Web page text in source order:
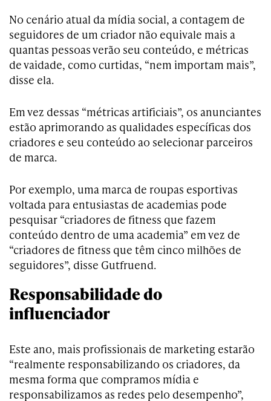
No cenário atual da mídia social, a contagem de
seguidores de um criador não equivale mais a
quantas pessoas verão seu conteúdo, e métricas
de vaidade, como curtidas, “nem importam mais”,
disse ela.
Em vez dessas “métricas artificiais”, os anunciantes
estão aprimorando as qualidades específicas dos
criadores e seu conteúdo ao selecionar parceiros
de marca.
Por exemplo, uma marca de roupas esportivas
voltada para entusiastas de academias pode
pesquisar “criadores de fitness que fazem
conteúdo dentro de uma academia” em vez de
“criadores de fitness que têm cinco milhões de
seguidores”, disse Gutfruend.
Responsabilidade do
influenciador
Este ano, mais profissionais de marketing estarão
“realmente responsabilizando os criadores, da
mesma forma que compramos mídia e
responsabilizamos as redes pelo desempenho”,